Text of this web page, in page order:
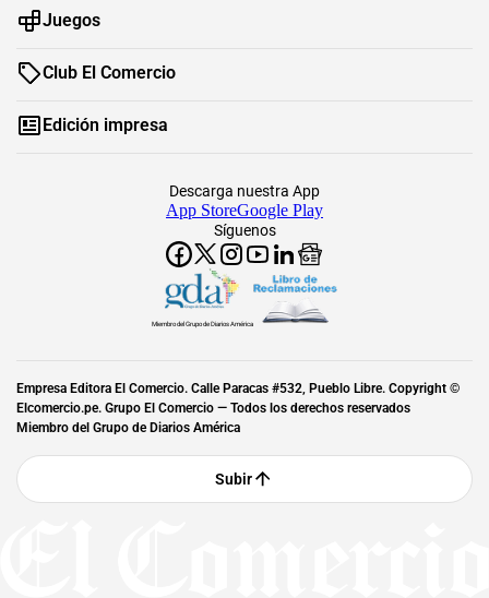
Juegos
Club El Comercio
Edición impresa
Síguenos
Descarga nuestra App
App StoreGoogle Play
Miembro del Grupo de Diarios América
Empresa Editora El Comercio. Calle Paracas #532, Pueblo Libre. Copyright ©
Elcomercio.pe. Grupo El Comercio — Todos los derechos reservados
Miembro del Grupo de Diarios América
Subir